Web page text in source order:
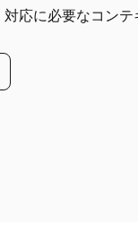
応に必要なコンテ